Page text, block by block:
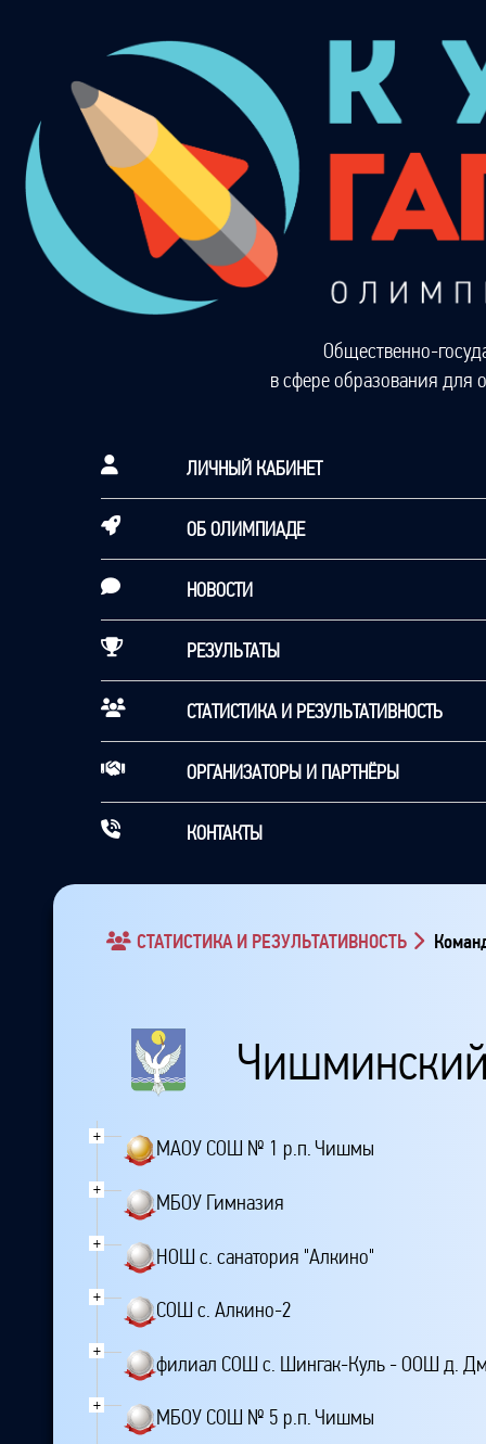
Общественно-
в сфере образования для
ЛИЧНЫЙ КАБИНЕТ
ОБ ОЛИМПИАДЕ
НОВОСТИ
РЕЗУЛЬТАТЫ
СТАТИСТИКА И РЕЗУЛЬТАТИВНОСТЬ
ОРГАНИЗАТОРЫ И ПАРТНЁРЫ
КОНТАКТЫ
СТАТИСТИКА И РЕЗУЛЬТАТИВНОСТЬ
+
МАОУ СОШ № 1 р.п. Чишмы
+
МБОУ Гимназия
+
НОШ с. санатория "Алкино"
+
СОШ с. Алкино-2
+
филиал СОШ с. Шингак-Куль - ООШ д.
+
МБОУ СОШ № 5 р.п. Чишмы